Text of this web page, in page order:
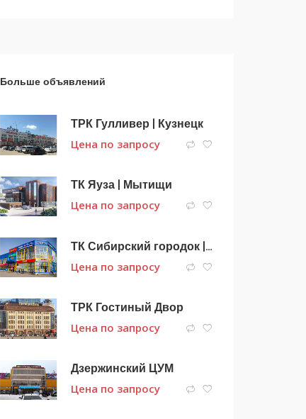
Больше объявлений
ТРК Гулливер | Кузнецк
Цена по запросу
ТК Яуза | Мытищи
Цена по запросу
ТК Сибирский городок | Анжеро-Судженск
Цена по запросу
ТРК Гостиный Двор
Цена по запросу
Дзержинский ЦУМ
Цена по запросу